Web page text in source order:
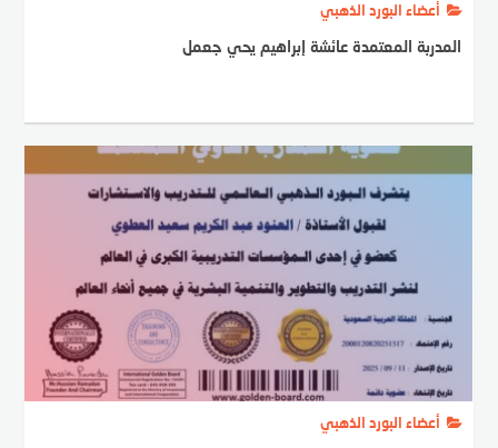
أعضاء البورد الذهبي
المدربة المعتمدة عائشة إبراهيم يحي جعمل
أعضاء البورد الذهبي